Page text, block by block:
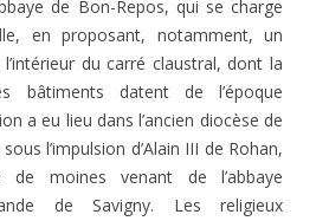
de Bon-Repos, qui se charge
en proposant, notamment, un
du carré claustral, dont la
bâtiments datent de l’époque
a eu lieu dans l’ancien diocèse de
l’impulsion d’Alain III de Rohan,
de moines venant de l’abbaye
de Savigny. Les religieux